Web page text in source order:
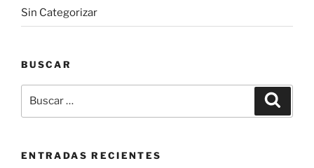
Sin Categorizar
BUSCAR
por:
ENTRADAS RECIENTES